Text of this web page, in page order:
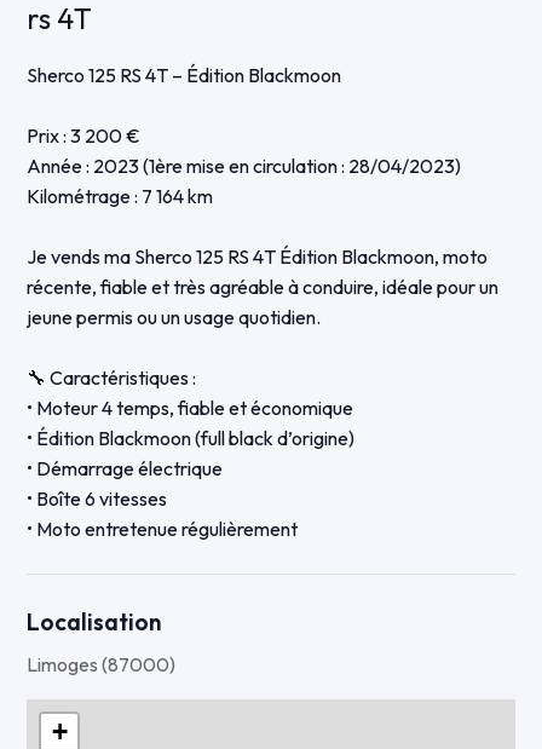
rs 4T
Sherco 125 RS 4T – Édition Blackmoon
Prix : 3 200 €
Année : 2023 (1ère mise en circulation : 28/04/2023)
Kilométrage : 7 164 km
Je vends ma Sherco 125 RS 4T Édition Blackmoon, moto
récente, fiable et très agréable à conduire, idéale pour un
jeune permis ou un usage quotidien.
🔧 Caractéristiques :
• Moteur 4 temps, fiable et économique
• Édition Blackmoon (full black d’origine)
• Démarrage électrique
• Boîte 6 vitesses
• Moto entretenue régulièrement
• Très bon état général
• Partie cycle et moteur en excellent état
• Aucun frais à prévoir
Localisation
Limoges (87000)
+